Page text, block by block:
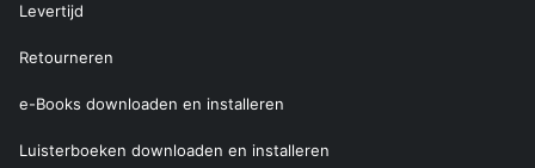
Levertijd
Retourneren
e-Books downloaden en installeren
Luisterboeken downloaden en installeren